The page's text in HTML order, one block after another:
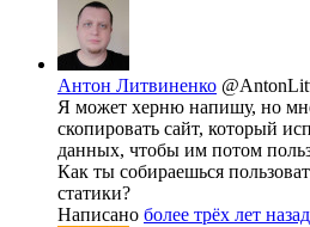
Антон Литвиненко
Я может херню напишу, но
скопировать сайт, который
данных, чтобы им потом
Как ты собираешься
статики?
Написано более трёх лет назад